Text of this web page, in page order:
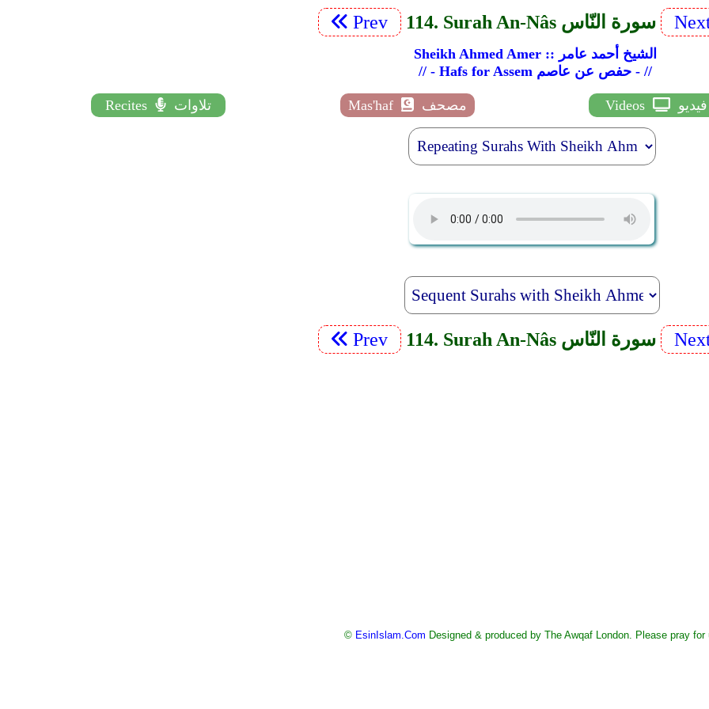
Prev 114. Surah An-Nâs سورة النّاس
Sheikh Ahmed Amer :: الشيخ أحمد عامر
// - Hafs for Assem حفص عن عاصم - //
Recites تلاوات Mas'haf مصحف Videos فيديو
Prev 114. Surah An-Nâs سورة النّاس
© EsinIslam.Com Designed & produced by The Awqaf London. Please pray for